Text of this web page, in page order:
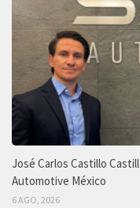
José Carlos Castillo
Automotive México
6 AGO, 2026